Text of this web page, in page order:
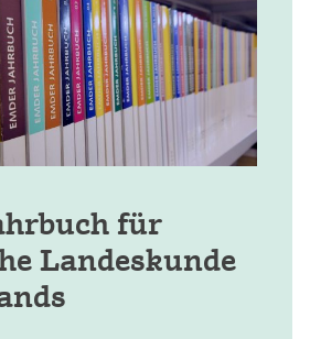
für
Landeskunde